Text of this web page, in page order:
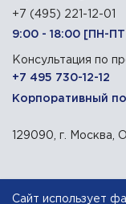
+7 (495) 221-12-01
9:00 - 18:00 [ПН-
Консультация по
+7 495 730-12-12
Корпоративный
129090, г. Москва,
АО «Русхимсеть» —
Сайт использует